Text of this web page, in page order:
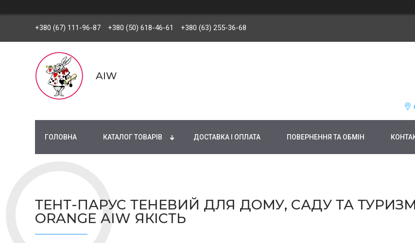
+380 (67) 111-96-87 +380 (50) 618-46-61 +380 (63) 255-36-68
AIW
ГОЛОВНА КАТАЛОГ ТОВАРІВ ДОСТАВКА І ОПЛАТА ПОВЕРНЕННЯ ТА ОБМІН
ТЕНТ-ПАРУС ТЕНЕВИЙ ДЛЯ ДОМУ, САДУ ТА ТУРИЗМУ
ORANGE AIW ЯКІСТЬ